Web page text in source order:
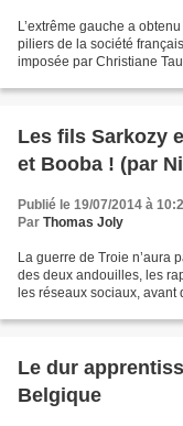
L’extrême gauche a
piliers de la société
imposée par Christiane
Les fils Sarkozy
et Booba ! (par
Publié le 19/07/2014 à
Par Thomas Joly
La guerre de Troie n’aura
des deux andouilles, les
les réseaux sociaux, avant
Le dur
Belgique